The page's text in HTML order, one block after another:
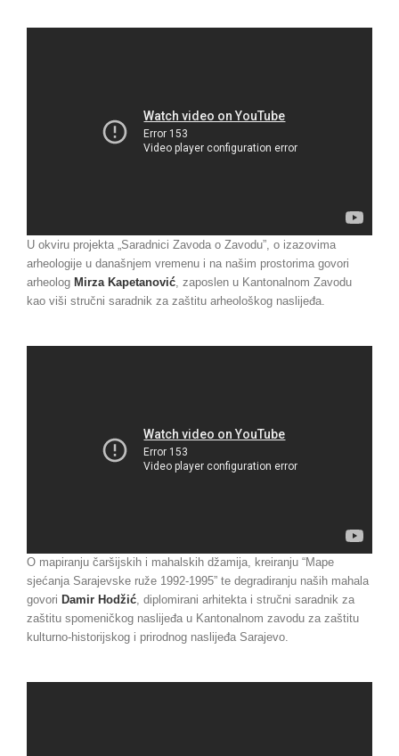
U okviru projekta „Saradnici Zavoda o Zavodu”, o izazovima
arheologije u današnjem vremenu i na našim prostorima govori
arheolog Mirza Kapetanović , zaposlen u Kantonalnom Zavodu
kao viši stručni saradnik za zaštitu arheološkog naslijeđa.
O mapiranju čaršijskih i mahalskih džamija, kreiranju “Mape
sjećanja Sarajevske ruže 1992-1995” te degradiranju naših mahala
govori Damir Hodžić, diplomirani arhitekta i stručni saradnik za
zaštitu spomeničkog naslijeđa u Kantonalnom zavodu za zaštitu
kulturno-historijskog i prirodnog naslijeđa Sarajevo.